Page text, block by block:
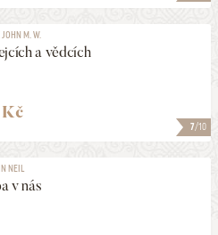
7/10
JOHN M. W.
a vědcích
NEIL
v nás